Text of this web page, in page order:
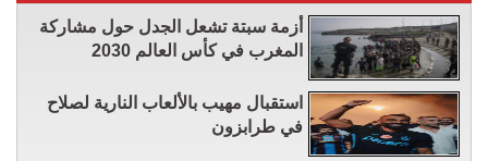
أزمة سبتة تشعل الجدل حول مشاركة
المغرب في كأس العالم 2030
استقبال مهيب بالألعاب النارية لصلاح
في طرابزون